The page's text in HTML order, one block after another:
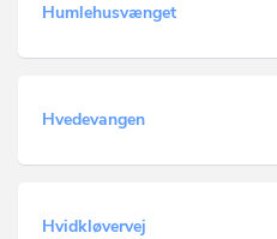
Humlehusvænget
Hvedevangen
Hvidkløvervej